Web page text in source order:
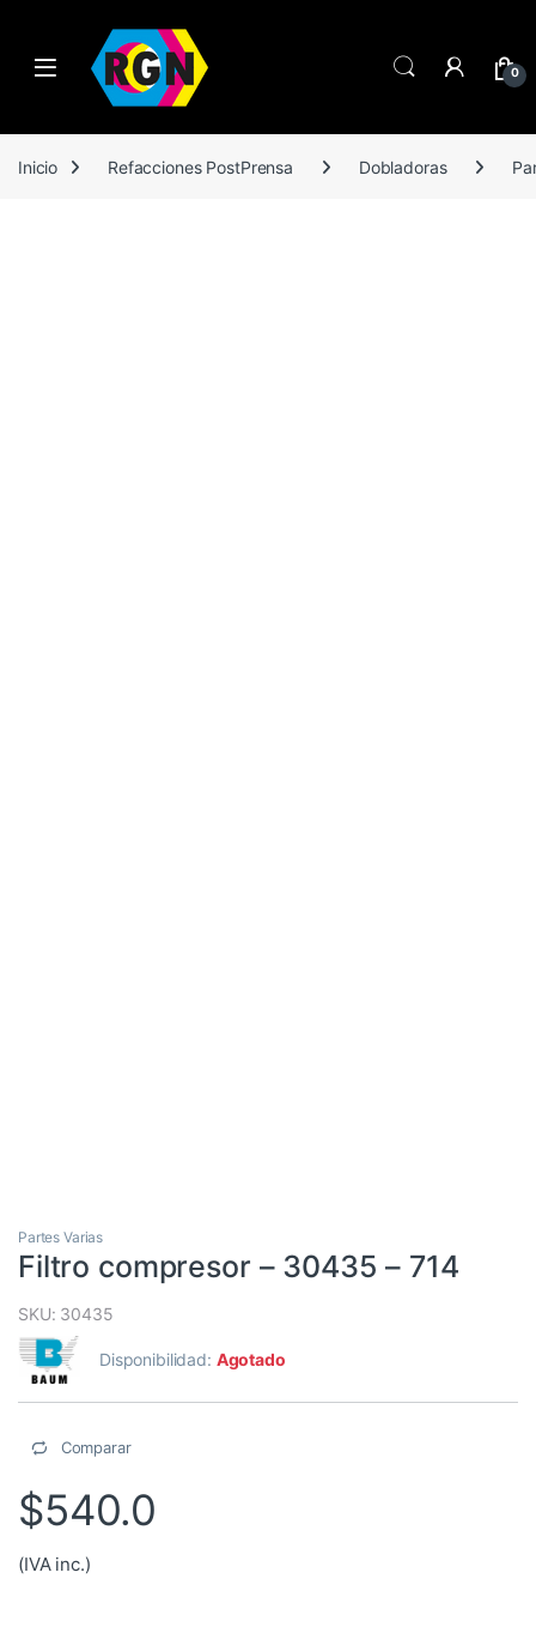
Open 0
Inicio Refacciones PostPrensa Dobladoras
Partes Varias
Filtro compresor – 30435 – 714
SKU: 30435
Disponibilidad: Agotado
Comparar
$540.0
(IVA inc.)